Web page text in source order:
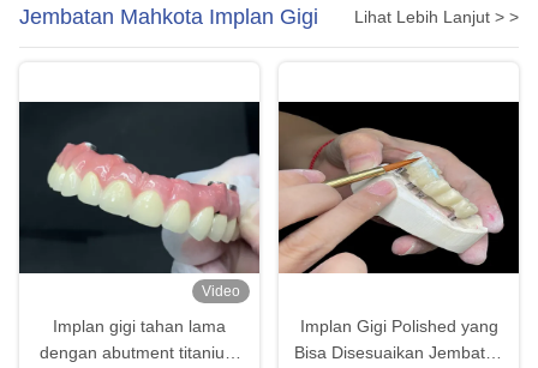
Jembatan Mahkota Implan Gigi Lihat Lebih Lanjut > >
Video
Implan gigi tahan lama
dengan abutment titanium
Implan Gigi Polished yang
Bisa Disesuaikan Jembatan